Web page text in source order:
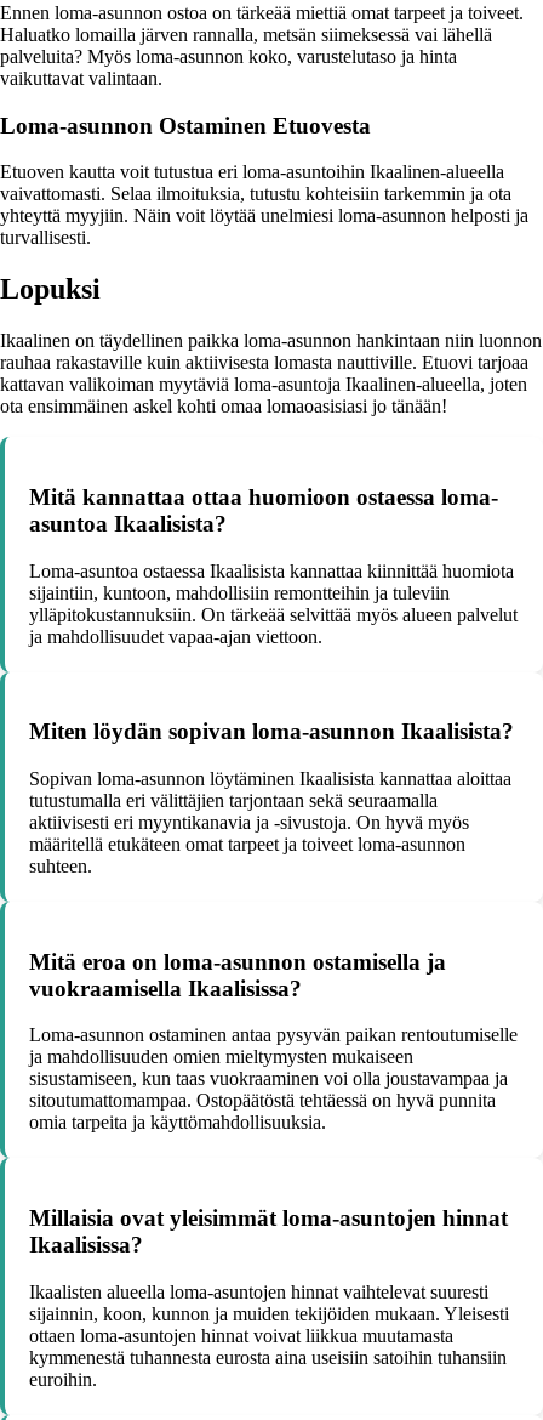
Ennen loma-asunnon ostoa on tärkeää miettiä omat tarpeet ja toiveet.
Haluatko lomailla järven rannalla, metsän siimeksessä vai lähellä
palveluita? Myös loma-asunnon koko, varustelutaso ja hinta
vaikuttavat valintaan.
Loma-asunnon Ostaminen Etuovesta
Etuoven kautta voit tutustua eri loma-asuntoihin Ikaalinen-alueella
vaivattomasti. Selaa ilmoituksia, tutustu kohteisiin tarkemmin ja ota
yhteyttä myyjiin. Näin voit löytää unelmiesi loma-asunnon helposti ja
turvallisesti.
Lopuksi
Ikaalinen on täydellinen paikka loma-asunnon hankintaan niin luonnon
rauhaa rakastaville kuin aktiivisesta lomasta nauttiville. Etuovi tarjoaa
kattavan valikoiman myytäviä loma-asuntoja Ikaalinen-alueella, joten
ota ensimmäinen askel kohti omaa lomaoasisiasi jo tänään!
Mitä kannattaa ottaa huomioon ostaessa loma-
asuntoa Ikaalisista?
Loma-asuntoa ostaessa Ikaalisista kannattaa kiinnittää huomiota
sijaintiin, kuntoon, mahdollisiin remontteihin ja tuleviin
ylläpitokustannuksiin. On tärkeää selvittää myös alueen palvelut
ja mahdollisuudet vapaa-ajan viettoon.
Miten löydän sopivan loma-asunnon Ikaalisista?
Sopivan loma-asunnon löytäminen Ikaalisista kannattaa aloittaa
tutustumalla eri välittäjien tarjontaan sekä seuraamalla
aktiivisesti eri myyntikanavia ja -sivustoja. On hyvä myös
määritellä etukäteen omat tarpeet ja toiveet loma-asunnon
suhteen.
Mitä eroa on loma-asunnon ostamisella ja
vuokraamisella Ikaalisissa?
Loma-asunnon ostaminen antaa pysyvän paikan rentoutumiselle
ja mahdollisuuden omien mieltymysten mukaiseen
sisustamiseen, kun taas vuokraaminen voi olla joustavampaa ja
sitoutumattomampaa. Ostopäätöstä tehtäessä on hyvä punnita
omia tarpeita ja käyttömahdollisuuksia.
Millaisia ovat yleisimmät loma-asuntojen hinnat
Ikaalisissa?
Ikaalisten alueella loma-asuntojen hinnat vaihtelevat suuresti
sijainnin, koon, kunnon ja muiden tekijöiden mukaan. Yleisesti
ottaen loma-asuntojen hinnat voivat liikkua muutamasta
kymmenestä tuhannesta eurosta aina useisiin satoihin tuhansiin
euroihin.